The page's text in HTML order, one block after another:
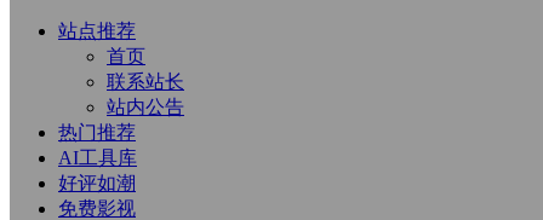
站点推荐
首页
联系站长
站内公告
热门推荐
AI工具库
好评如潮
免费影视